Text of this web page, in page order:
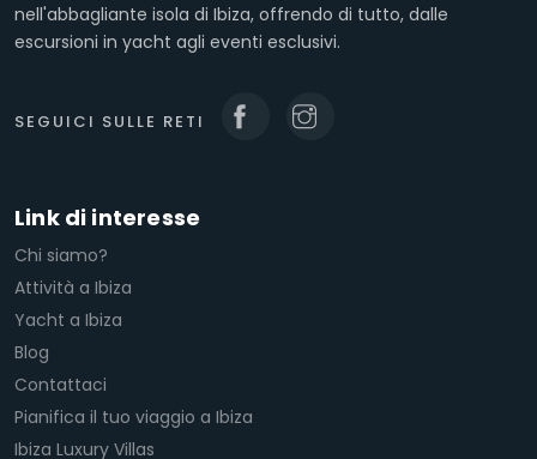
nell'abbagliante isola di Ibiza, offrendo di tutto, dalle
escursioni in yacht agli eventi esclusivi.
SEGUICI SULLE RETI
Link di interesse
Chi siamo?
Attività a Ibiza
Yacht a Ibiza
Blog
Contattaci
Pianifica il tuo viaggio a Ibiza
Ibiza Luxury Villas